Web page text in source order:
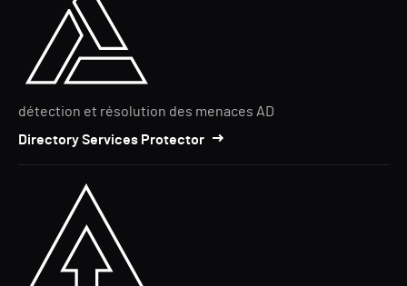
détection et résolution des menaces AD
Directory Services Protector